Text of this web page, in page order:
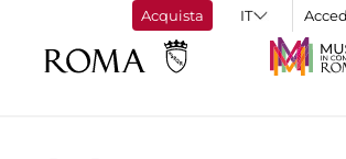
Acquista